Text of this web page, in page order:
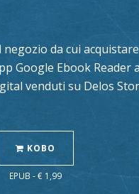
da cui
Google Ebook Reader
venduti su Delos
KOBO
EPUB - € 1,99